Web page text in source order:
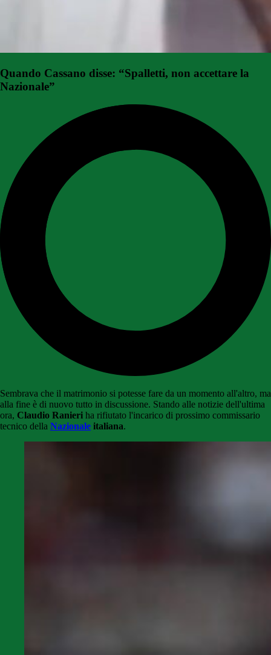
Quando Cassano disse: “Spalletti, non accettare la
Nazionale”
Sembrava che il matrimonio si potesse fare da un momento all'altro, ma
alla fine è di nuovo tutto in discussione. Stando alle notizie dell'ultima
ora, Claudio Ranieri ha rifiutato l'incarico di prossimo commissario
tecnico della Nazionale italiana.